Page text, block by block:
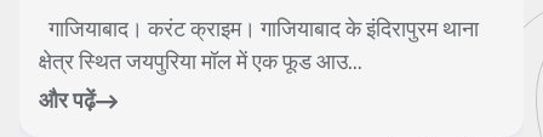
नोएडा। करंट क्राइम। यूपी के नोएडा इंटरनेशनल एयरपोर्ट से
एक हैरान कर देने वाला मामला सामने आया...
और पढ़ें